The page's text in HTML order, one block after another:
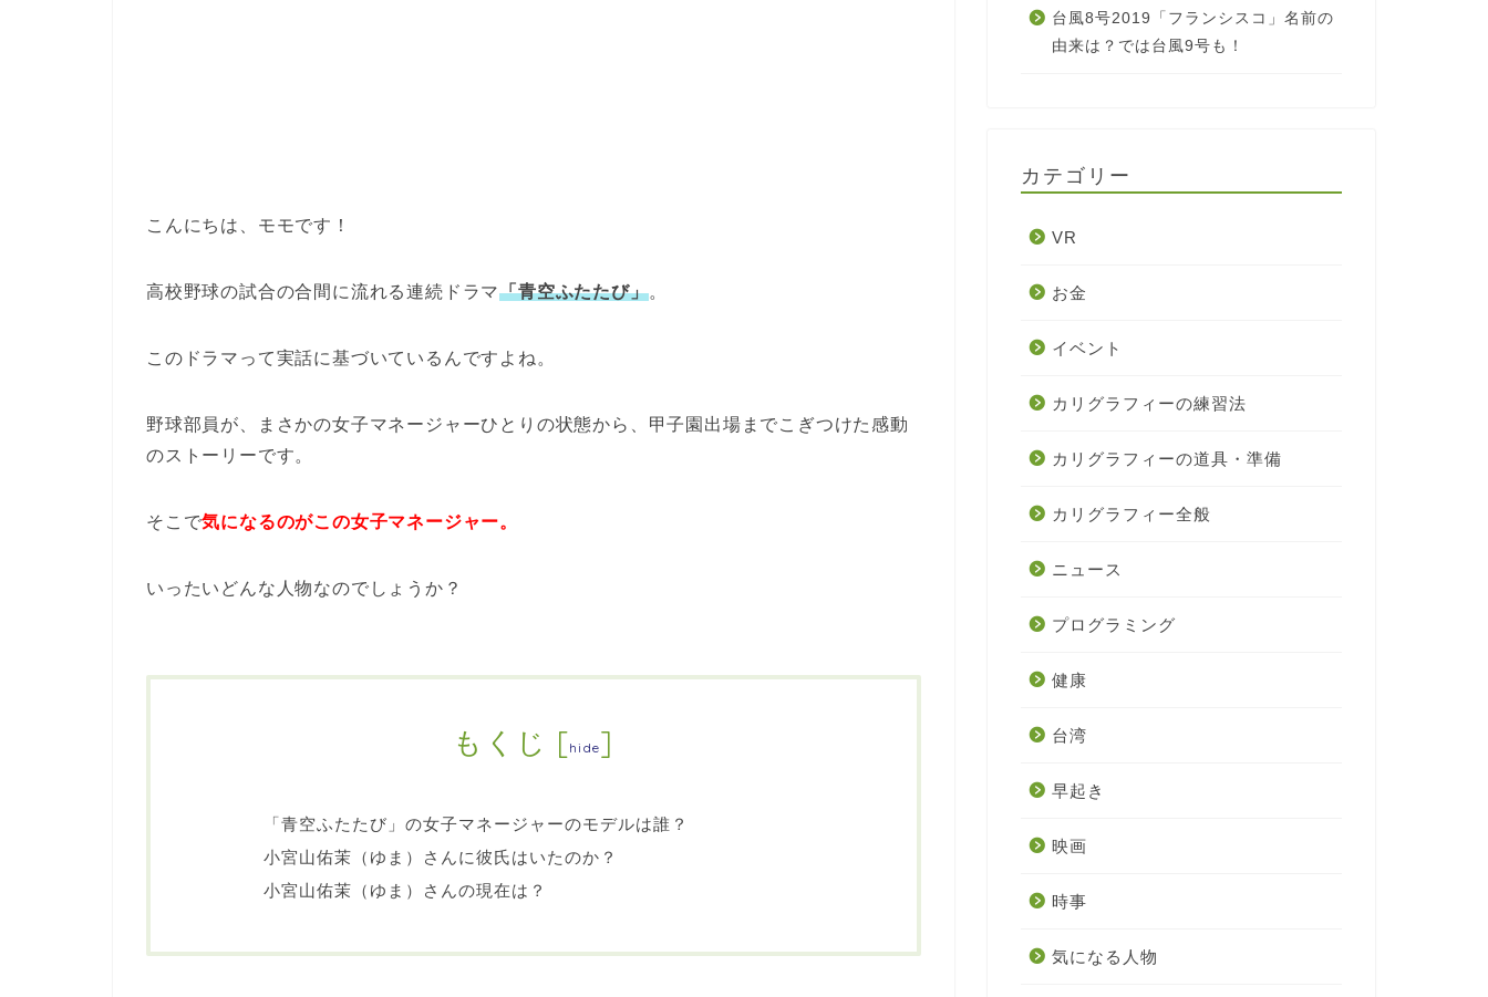
こんにちは、モモです！
高校野球の試合の合間に流れる連続ドラマ「青空ふたたび」。
このドラマって実話に基づいているんですよね。
野球部員が、まさかの女子マネージャーひとりの状態から、甲子園出場までこぎつけた感動
のストーリーです。
そこで気になるのがこの女子マネージャー。
いったいどんな人物なのでしょうか？
もくじ [hide]
「青空ふたたび」の女子マネージャーのモデルは誰？
小宮山佑茉（ゆま）さんに彼氏はいたのか？
小宮山佑茉（ゆま）さんの現在は？
台風8号2019「フランシスコ」名前の
由来は？では台風9号も！
カテゴリー
VR
お金
イベント
カリグラフィーの練習法
カリグラフィーの道具・準備
カリグラフィー全般
ニュース
プログラミング
健康
台湾
早起き
映画
時事
気になる人物